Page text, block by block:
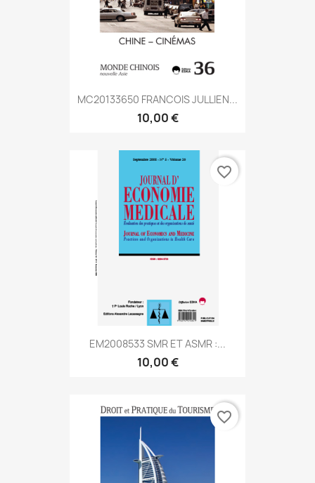
MC20133650 FRANCOIS JULLIEN...
10,00 €
EM2008533 SMR ET ASMR :...
10,00 €
favorite_border
favorite_border